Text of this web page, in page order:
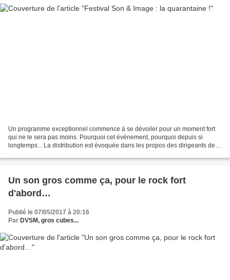
Un programme exceptionnel commence à se dévoiler pour un moment fort
qui ne le sera pas moins. Pourquoi cet événement, pourquoi depuis si
longtemps... La distribution est évoquée dans les propos des dirigeants de la
Un son gros comme ça, pour le rock fort
d'abord…
Publié le 07/05/2017 à 20:16
Par DVSM, gros cubes...